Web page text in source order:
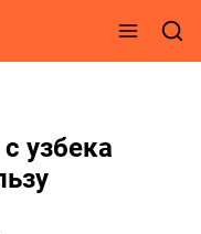
узбека